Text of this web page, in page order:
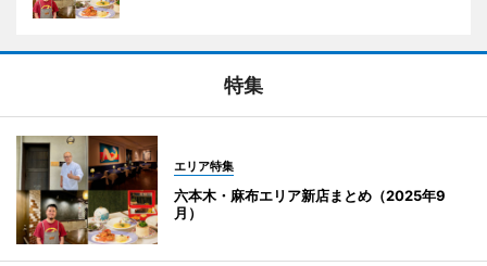
特集
エリア特集
六本木・麻布エリア新店まとめ（2025年9
月）